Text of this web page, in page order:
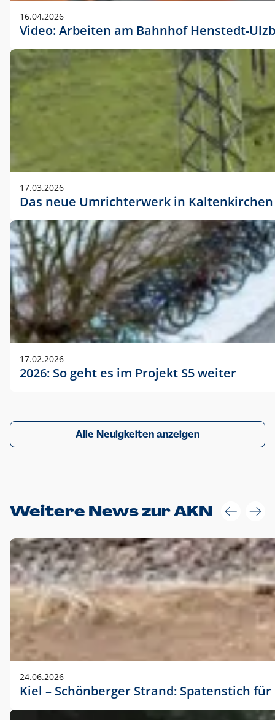
16.04.2026
Video: Arbeiten am Bahnhof Henstedt-
17.03.2026
Das neue Umrichterwerk in Kaltenkirchen
17.02.2026
2026: So geht es im Projekt S5 weiter
Alle Neuigkeiten anzeigen
Weitere News zur AKN
24.06.2026
Kiel – Schönberger Strand: Spatenstich